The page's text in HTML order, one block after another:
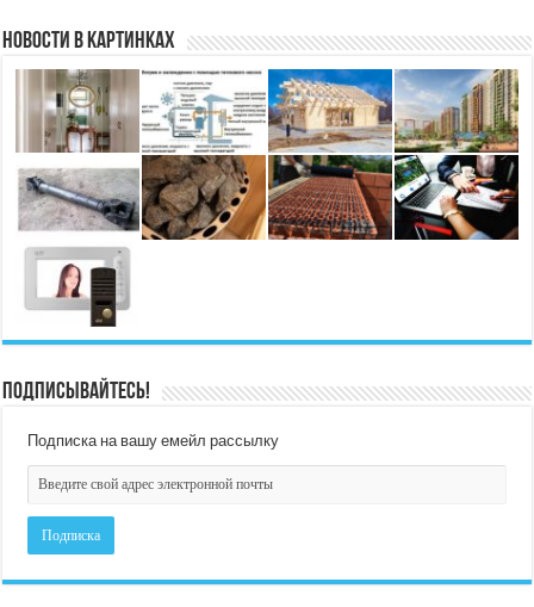
Новости в картинках
Подписывайтесь!
Подписка на вашу емейл рассылку